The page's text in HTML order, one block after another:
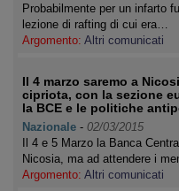
Probabilmente per un infarto
lezione di rafting di cui era…
Argomento: Altri comunicati
Il 4 marzo saremo a
cipriota, con la sezione
la BCE e le politiche
Nazionale - 02/03/2015
Il 4 e 5 Marzo la Banca
Nicosia, ma ad attendere i
Argomento: Altri comunicati